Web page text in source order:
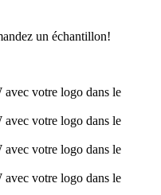
un échantillon!